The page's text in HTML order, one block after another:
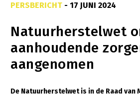
Goed eten
Mooi groen
Sterk ondernemerschap
Transitiepaden
PERSBERICHT - 17 JUNI 2024
Natuurherstelwet
aanhoudende
aangenomen
De Natuurherstelwet is in de Raad van